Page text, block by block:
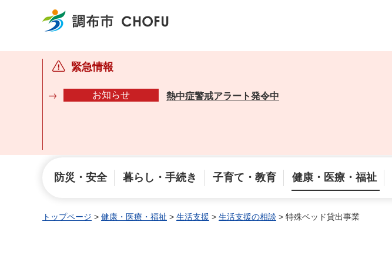
調布市
緊急情報
お知らせ 熱中症警戒アラート発令中
防災・安全 暮らし・手続き 子育て・教育 健康・医療・福祉
トップページ > 健康・医療・福祉 > 生活支援 > 生活支援の相談 > 特殊ベッド貸出事業